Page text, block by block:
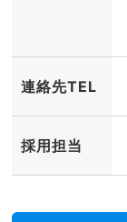
連絡先TEL
採用担当